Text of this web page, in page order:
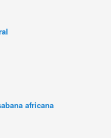
africana